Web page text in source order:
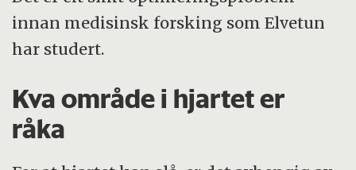
innan medisinsk forsking som Elvetun
har studert.
Kva område i hjartet er
råka